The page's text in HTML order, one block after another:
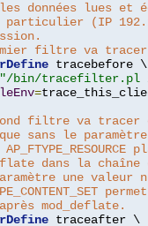
données lues et
(IP
filtre va tracer
tracebefore \
"/bin/tracefilter.pl /
=
filtre va tracer
que sans le
dans la
une valeur
mod_deflate.
traceafter \